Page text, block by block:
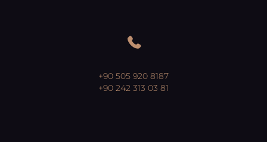
+90 505 920 8187
+90 242 313 03 81